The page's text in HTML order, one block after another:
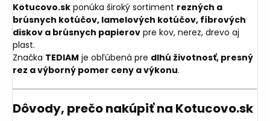
Kotucovo.sk ponúka široký sortiment rezných a
brúsnych kotúčov, lamelových kotúčov, fíbrových
diskov a brúsnych papierov pre kov, nerez, drevo aj
plast.
Značka TEDIAM je obľúbená pre dlhú životnosť, presný
rez a výborný pomer ceny a výkonu.
Dôvody, prečo nakúpiť na Kotucovo.sk